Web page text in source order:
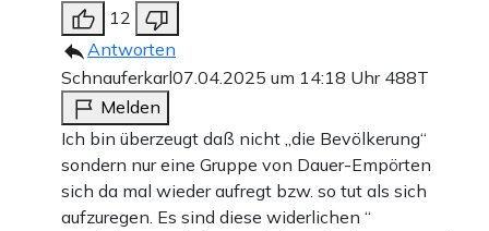
12
Antworten
Schnauferkarl07.04.2025 um 14:18 Uhr 488T
Melden
Ich bin überzeugt daß nicht „die Bevölkerung“
sondern nur eine Gruppe von Dauer-Empörten
sich da mal wieder aufregt bzw. so tut als sich
aufzuregen. Es sind diese widerlichen “